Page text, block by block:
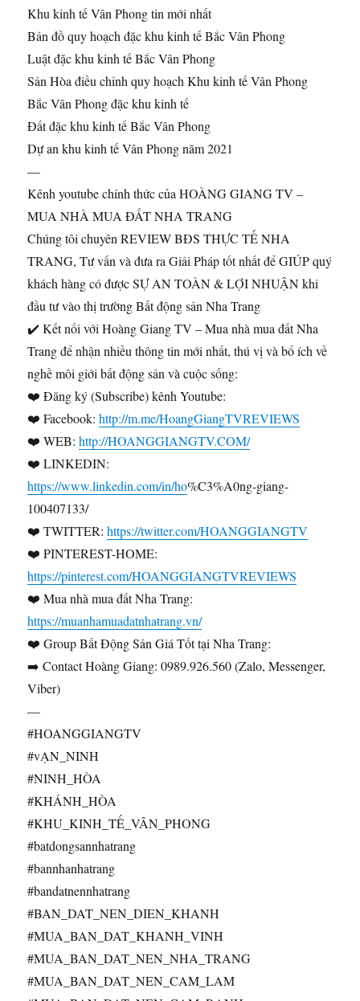
Khu kinh tế Vân Phong tin mới nhất
Bản đồ quy hoạch đặc khu kinh tế Bắc Vân Phong
Luật đặc khu kinh tế Bắc Vân Phong
Sản Hòa điều chỉnh quy hoạch Khu kinh tế Vân Phong
Bắc Vân Phong đặc khu kinh tế
Đất đặc khu kinh tế Bắc Vân Phong
Dự an khu kinh tế Vân Phong năm 2021
—
Kênh youtube chính thức của HOÀNG GIANG TV –
MUA NHÀ MUA ĐẤT NHA TRANG
Chúng tôi chuyên REVIEW BĐS THỰC TẾ NHA
TRANG, Tư vấn và đưa ra Giải Pháp tốt nhất để GIÚP quý
khách hàng có được SỰ AN TOÀN & LỢI NHUẬN khi
đầu tư vào thị trường Bất động sản Nha Trang
✔️ Kết nối với Hoàng Giang TV – Mua nhà mua đất Nha
Trang để nhận nhiều thông tin mới nhất, thú vị và bổ ích về
nghề môi giới bất động sản và cuộc sống:
❤️ Đăng ký (Subscribe) kênh Youtube:
❤️ Facebook:http://m.me/HoangGiangTVREVIEWS
❤️ WEB:http://HOANGGIANGTV.COM/
❤️ LINKEDIN:
https://www.linkedin.com/in/ho%C3%A0ng-giang-
100407133/
❤️ TWITTER:https://twitter.com/HOANGGIANGTV
❤️ PINTEREST-HOME:
https://pinterest.com/HOANGGIANGTVREVIEWS
❤️ Mua nhà mua đất Nha Trang:
https://muanhamuadatnhatrang.vn/
❤️ Group Bất Động Sản Giá Tốt tại Nha Trang:
➡️ Contact Hoàng Giang: 0989.926.560 (Zalo, Messenger,
Viber)
—
#HOANGGIANGTV
#vẠN_NINH
#NINH_HÒA
#KHÁNH_HÒA
#KHU_KINH_TẾ_VÂN_PHONG
#batdongsannhatrang
#bannhanhatrang
#bandatnennhatrang
#BAN_DAT_NEN_DIEN_KHANH
#MUA_BAN_DAT_KHANH_VINH
#MUA_BAN_DAT_NEN_NHA_TRANG
#MUA_BAN_DAT_NEN_CAM_LAM